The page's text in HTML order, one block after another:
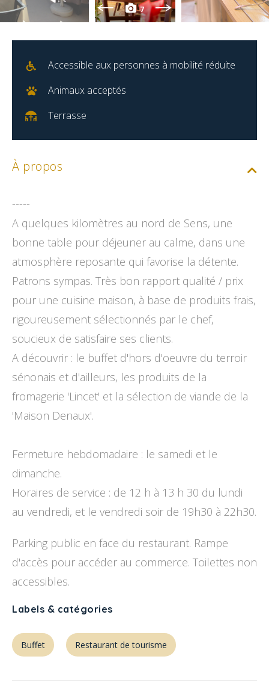
7
Accessible aux personnes à mobilité réduite
Animaux acceptés
Terrasse
À propos
-----
A quelques kilomètres au nord de Sens, une
bonne table pour déjeuner au calme, dans une
atmosphère reposante qui favorise la détente.
Patrons sympas. Très bon rapport qualité / prix
pour une cuisine maison, à base de produits frais,
rigoureusement sélectionnés par le chef,
soucieux de satisfaire ses clients.
A découvrir : le buffet d'hors d'oeuvre du terroir
sénonais et d'ailleurs, les produits de la
fromagerie 'Lincet' et la sélection de viande de la
'Maison Denaux'.
Fermeture hebdomadaire : le samedi et le
dimanche.
Horaires de service : de 12 h à 13 h 30 du lundi
au vendredi, et le vendredi soir de 19h30 à 22h30.
Parking public en face du restaurant. Rampe
d'accès pour accéder au commerce. Toilettes non
accessibles.
Labels & catégories
Buffet Restaurant de tourisme